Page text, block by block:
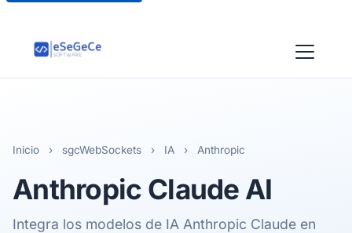
Inicio › sgcWebSockets › IA › Anthropic
Anthropic Claude AI
Integra los modelos de IA Anthropic Claude en